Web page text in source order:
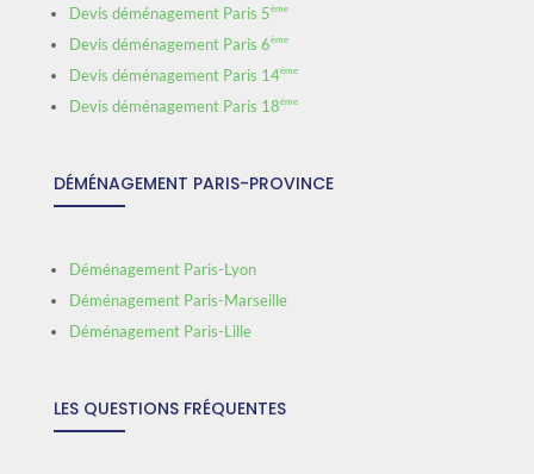
Devis déménagement Paris 5ème
Devis déménagement Paris 6ème
Devis déménagement Paris 14ème
Devis déménagement Paris 18ème
DÉMÉNAGEMENT PARIS-PROVINCE
Déménagement Paris-Lyon
Déménagement Paris-Marseille
Déménagement Paris-Lille
LES QUESTIONS FRÉQUENTES